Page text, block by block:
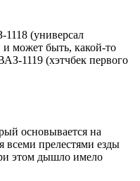
1118 (универсал
может быть, какой-то
1119 (хэтчбек первого
основывается на
всеми прелестями езды
этом дышло имело